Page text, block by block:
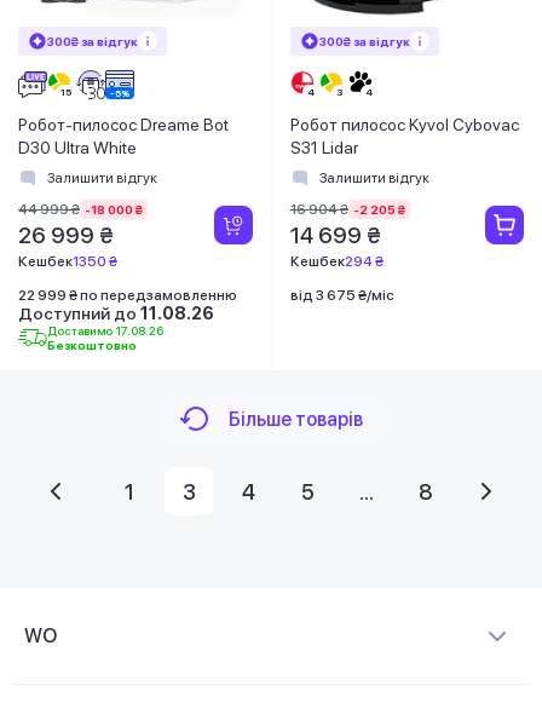
300₴ за відгук
Робот-пилосос Dreame Bot
D30 Ultra White
Залишити відгук
44 999 ₴ -18 000 ₴
26 999 ₴
Кешбек1350 ₴
22 999 ₴ по передзамовленню
Доступний до 11.08.26
Доставимо 17.08.26
Безкоштовно
300₴ за відгук
Робот пилосос Kyvol Cybovac
S31 Lidar
Залишити відгук
16 904 ₴ -2 205 ₴
14 699 ₴
Кешбек294 ₴
від 3 675 ₴/міс
Більше товарів
1 3 4 5 ... 8
WO